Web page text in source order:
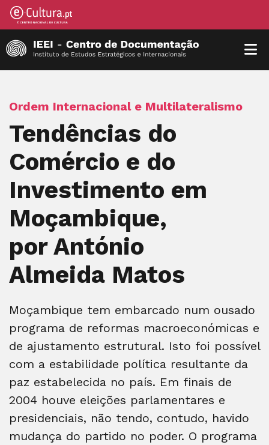
Ordem Internacional e Multilateralismo
Tendências do
Comércio e do
Investimento em
Moçambique,
por António
Almeida Matos
Moçambique tem embarcado num ousado
programa de reformas macroeconómicas e
de ajustamento estrutural. Isto foi possível
com a estabilidade política resultante da
paz estabelecida no país. Em finais de
2004 houve eleições parlamentares e
presidenciais, não tendo, contudo, havido
mudança do partido no poder. O programa